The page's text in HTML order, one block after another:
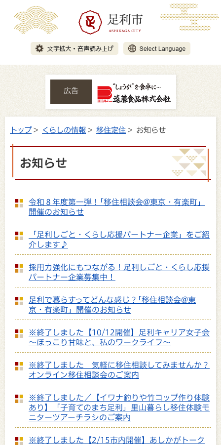
広告
トップ> くらしの情報 > 移住定住 > お知らせ
お知らせ
令和８年度第一弾！｢移住相談会@東京・有楽町」
開催のお知らせ
「足利しごと・くらし応援パートナー企業」をご紹
介します♪
採用力強化にもつながる！足利しごと・くらし応援
パートナー企業募集中！
足利で暮らすってどんな感じ？｢移住相談会@東
京・有楽町」開催のお知らせ
※終了しました【10/12開催】足利キャリア女子会
～ほっこり甘味と、私のワークライフ～
※終了しました 気軽に移住相談してみませんか？
オンライン移住相談会のご案内
※終了しました／【イワナ釣りや竹コップ作り体験
あり】「子育てのまち足利」里山暮らし移住体験モ
ニターツアーチラシのご案内
※終了しました【2/15市内開催】あしかがトーク